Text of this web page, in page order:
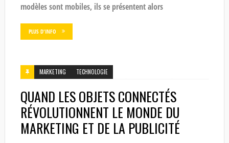
modèles sont mobiles, ils se présentent alors
PLUS D'INFO
MARKETING TECHNOLOGIE
QUAND LES OBJETS CONNECTÉS
RÉVOLUTIONNENT LE MONDE DU
MARKETING ET DE LA PUBLICITÉ